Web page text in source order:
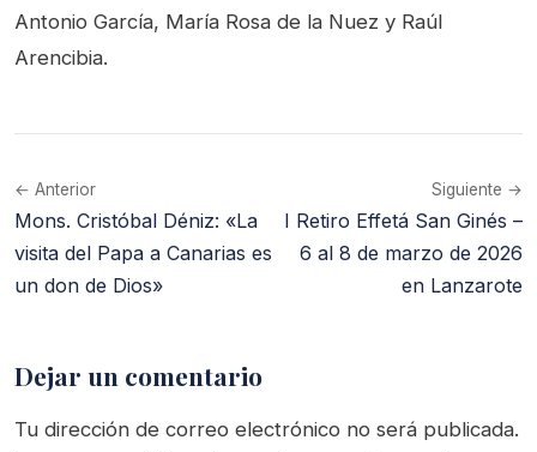
Antonio García, María Rosa de la Nuez y Raúl
Arencibia.
← Anterior
Mons. Cristóbal Déniz: «La
visita del Papa a Canarias es
un don de Dios»
Siguiente →
I Retiro Effetá San Ginés –
6 al 8 de marzo de 2026
en Lanzarote
Dejar un comentario
Tu dirección de correo electrónico no será publicada.